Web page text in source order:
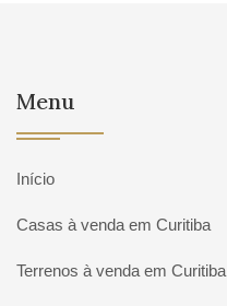
Menu
Início
Casas à venda em Curitiba
Terrenos à venda em Curitiba